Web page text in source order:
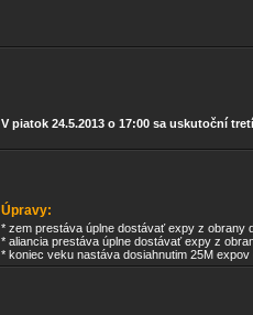
V piatok 24.5.2013 o 17:00 sa uskutoční
Úpravy:
* zem prestáva úplne dostávať expy z obrany
* aliancia prestáva úplne dostávať expy z
* koniec veku nastáva dosiahnutim 25M